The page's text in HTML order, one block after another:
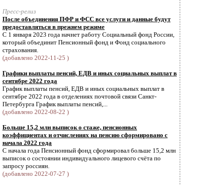
Пресс-релиз
После объединения ПФР и ФСС все услуги и данные будут
предоставляться в прежнем режиме
С 1 января 2023 года начнет работу Социальный фонд России,
который объединит Пенсионный фонд и Фонд социального
страхования.
(добавлено 2022-11-25 )
Графики выплаты пенсий, ЕДВ и иных социальных выплат в
сентябре 2022 года
График выплаты пенсий, ЕДВ и иных социальных выплат в
сентябре 2022 года в отделениях почтовой связи Санкт-
Петербурга График выплаты пенсий,...
(добавлено 2022-08-22 )
Больше 15,2 млн выписок о стаже, пенсионных
коэффициентах и отчислениях на пенсию сформировано с
начала 2022 года
С начала года Пенсионный фонд сформировал больше 15,2 млн
выписок о состоянии индивидуального лицевого счёта по
запросу россиян.
(добавлено 2022-07-27 )